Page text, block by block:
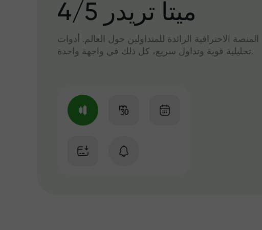
میتا تریدر 4/5
المنصة الاحترافية الرائدة للمتداولين حول العالم. أدوات
تحليلية قوية وتداول سريع، كل ذلك في واجهة واحدة.